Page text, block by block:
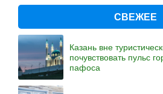
СВЕЖЕЕ
Казань вне
почувствовать пульс
пафоса